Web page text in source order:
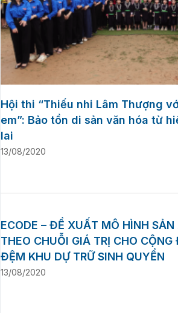
Hội thi “Thiếu nhi Lâm Thượng
em”: Bảo tồn di sản văn hóa từ
lai
13/08/2020
ECODE – ĐỀ XUẤT MÔ HÌNH
THEO CHUỖI GIÁ TRỊ CHO
ĐỆM KHU DỰ TRỮ SINH QUYỂN
13/08/2020